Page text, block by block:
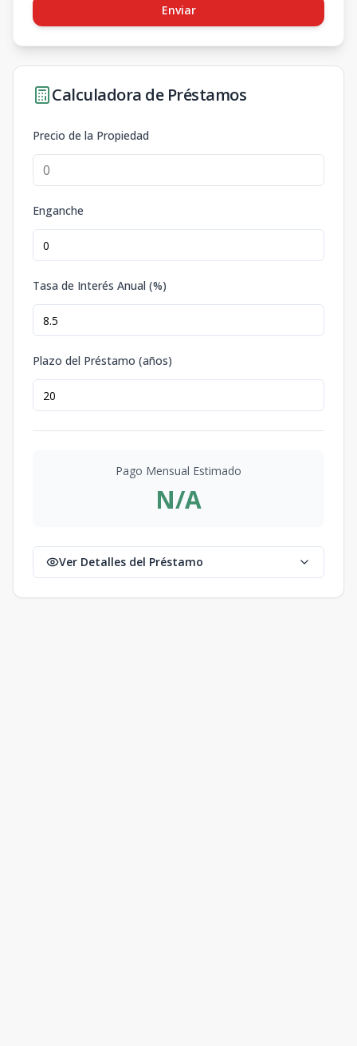
Enviar
Calculadora de Préstamos
Precio de la Propiedad
Enganche
Tasa de Interés Anual (%)
Plazo del Préstamo (años)
Pago Mensual Estimado
N/A
Ver Detalles del Préstamo